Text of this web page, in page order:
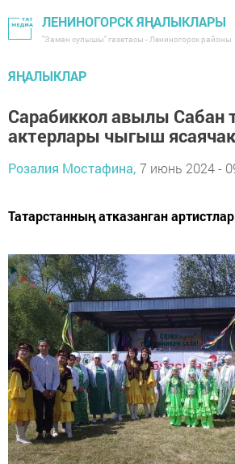
ЛЕНИНОГОРСК ЯҢАЛЫКЛАРЫ
"Заман сулышы" газетасы - Лениногорск районы
ЯҢАЛЫКЛАР
Сарабиккол авылы Сабан
актерлары чыгыш ясаячак
Розалия Мостафина, 7 июнь 2024 -
Татарстанның атказанган